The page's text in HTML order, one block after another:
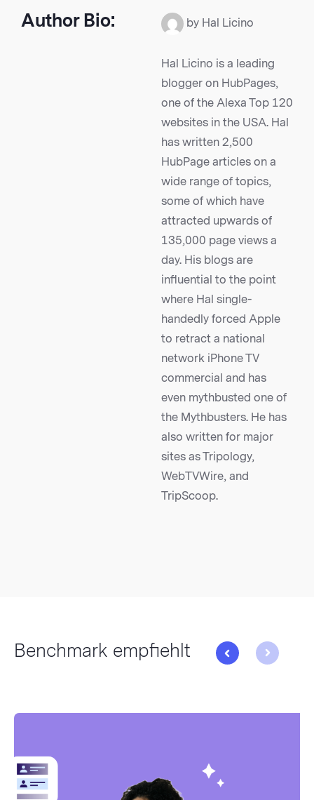
Author Bio: by Hal Licino
Hal Licino is a leading
blogger on HubPages,
one of the Alexa Top 120
websites in the USA. Hal
has written 2,500
HubPage articles on a
wide range of topics,
some of which have
attracted upwards of
135,000 page views a
day. His blogs are
influential to the point
where Hal single-
handedly forced Apple
to retract a national
network iPhone TV
commercial and has
even mythbusted one of
the Mythbusters. He has
also written for major
sites as Tripology,
WebTVWire, and
TripScoop.
Benchmark empfiehlt